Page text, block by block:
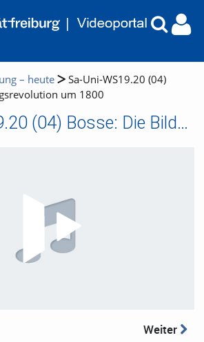
– heute
Sa-Uni-WS19.20 (04)
um 1800
Sa-Uni-WS19.20 (04) Bosse: Die Bildungsrevolution um 1800
Weiter